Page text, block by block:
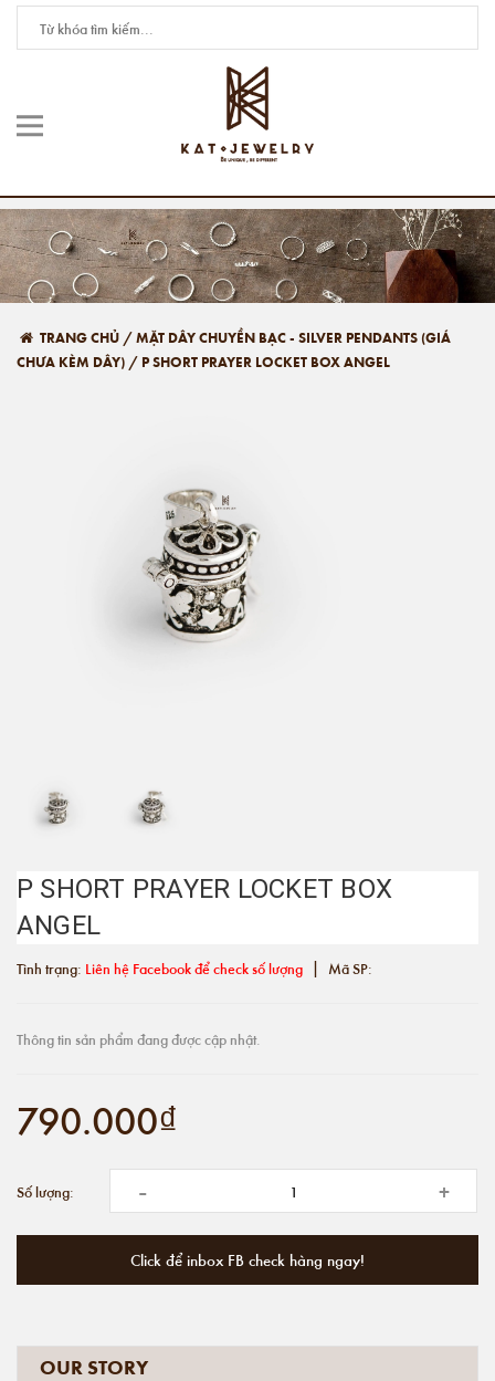
TRANG CHỦ /MẶT DÂY CHUYỀN BẠC - SILVER PENDANTS (GIÁ
CHƯA KÈM DÂY) / P SHORT PRAYER LOCKET BOX ANGEL
P SHORT PRAYER LOCKET BOX
ANGEL
Tình trạng: Liên hệ Facebook để check số lượng | Mã SP:
Thông tin sản phẩm đang được cập nhật.
790.000₫
Số lượng: - +
Click để inbox FB check hàng ngay!
OUR STORY